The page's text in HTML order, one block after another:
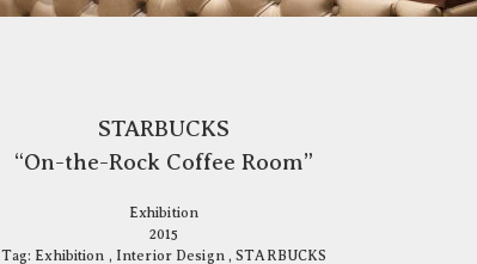
STARBUCKS
“On-the-Rock Coffee Room”
Exhibition
2015
Tag: Exhibition , Interior Design,STARBUCKS